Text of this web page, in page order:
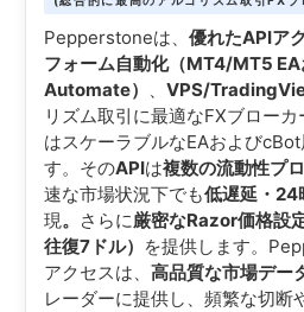
Pepperstoneは、 優れたAPIア
フォーム自動化（MT4/MT5
Automate） 、 VPS/
リズム取引に最適なFXブロー
はスケーラブルなEAおよび
す。そのAPIは複数の流動性プ
速な市場状況下でも低遅延・
現。 さらに厳密なRazor価格設
往復7ドル） を提供します。
アクセスは、 高品質な市場デー
レーダーに提供し、頻繁な切断